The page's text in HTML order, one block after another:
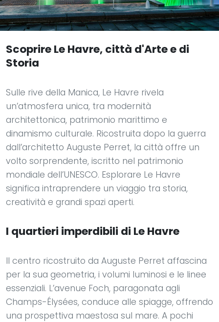
Scoprire Le Havre, città d'Arte e di
Storia
Sulle rive della Manica, Le Havre rivela
un’atmosfera unica, tra modernità
architettonica, patrimonio marittimo e
dinamismo culturale. Ricostruita dopo la guerra
dall’architetto Auguste Perret, la città offre un
volto sorprendente, iscritto nel patrimonio
mondiale dell’UNESCO. Esplorare Le Havre
significa intraprendere un viaggio tra storia,
creatività e grandi spazi aperti.
I quartieri imperdibili di Le Havre
Il centro ricostruito da Auguste Perret affascina
per la sua geometria, i volumi luminosi e le linee
essenziali. L’avenue Foch, paragonata agli
Champs-Élysées, conduce alle spiagge, offrendo
una prospettiva maestosa sul mare. A pochi